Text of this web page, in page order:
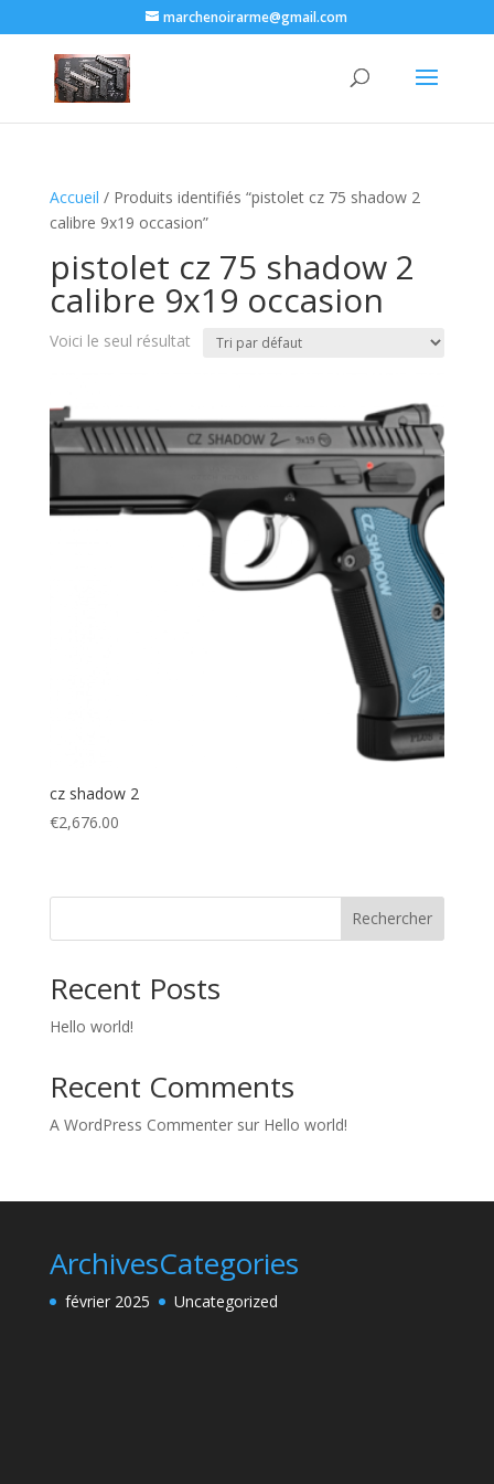
marchenoirarme@gmail.com
Accueil / Produits identifiés “pistolet cz 75 shadow 2
calibre 9x19 occasion​”
pistolet cz 75 shadow 2
calibre 9x19 occasion​
Voici le seul résultat
cz shadow 2
€2,676.00
Rechercher
Recent Posts
Hello world!
Recent Comments
A WordPress Commentersur Hello world!
Archives
février 2025
Categories
Uncategorized